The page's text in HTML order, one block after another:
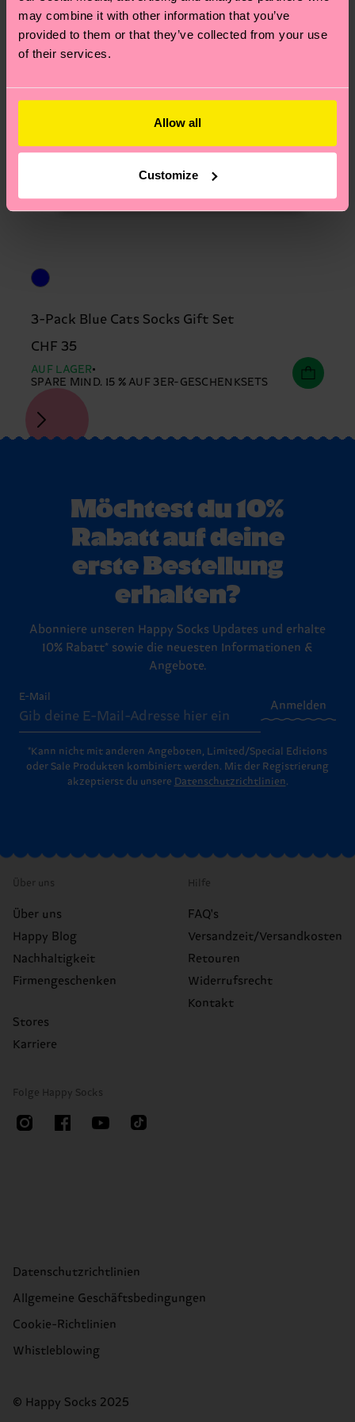
may combine it with other information that you’ve
provided to them or that they’ve collected from your use
of their services.
Allow all
Customize
3-Pack Blue Cats Socks Gift Set
CHF 35
AUF LAGER
SPARE MIND. 15 % AUF 3ER-GESCHENKSETS
Möchtest du 10%
Rabatt auf deine
erste Bestellung
erhalten?
Abonniere unseren Happy Socks Updates und erhalte
10% Rabatt* sowie die neuesten Informationen &
Angebote.
E-Mail
Anmelden
*Kann nicht mit anderen Angeboten, Limited/Special Editions
oder Sale Produkten kombiniert werden. Mit der Registrierung
akzeptierst du unsere Datenschutzrichtlinien.
Über uns
Über uns
Happy Blog
Nachhaltigkeit
Firmengeschenken
Stores
Karriere
Hilfe
FAQ's
Versandzeit/Versandkosten
Retouren
Widerrufsrecht
Kontakt
Folge Happy Socks
Datenschutzrichtlinien
Allgemeine Geschäftsbedingungen
Cookie-Richtlinien
Whistleblowing
© Happy Socks 2025